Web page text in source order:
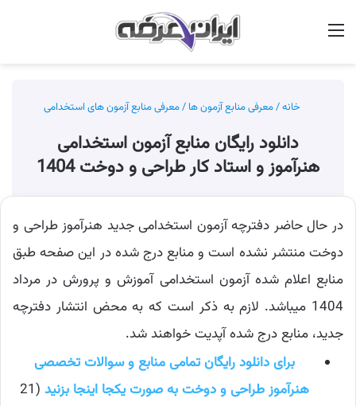
خانه/معرفی منابع آزمون ها /معرفی منابع آزمون های استخدامی
دانلود رایگان منابع آزمون استخدامی
هنرآموز و استاد کار طراحی و دوخت 1404
در حال حاضر دفترچه آزمون استخدامی جدید هنرآموز طراحی و
دوخت منتشر نشده است و منابع درج شده در این صفحه طبق
منابع اعلام شده آزمون استخدامی آموزش و پرورش در مرداد
1404 میباشد. لازم به ذکر است که به محض انتشار دفترچه
جدید، منابع درج شده آپدیت خواهند شد.
برای دانلود رایگان تمامی منابع و سوالات تخصصی
هنرآموز طراحی و دوخت به صورت یکجا اینجا بزنید (21